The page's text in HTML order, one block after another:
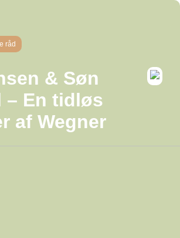
råd
& Søn
– En tidløs
af Wegner